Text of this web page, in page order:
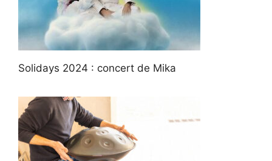
Solidays 2024 : concert de Mika